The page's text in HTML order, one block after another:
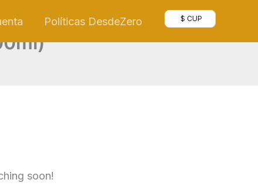
Políticas DesdeZero $ CUP
soon!